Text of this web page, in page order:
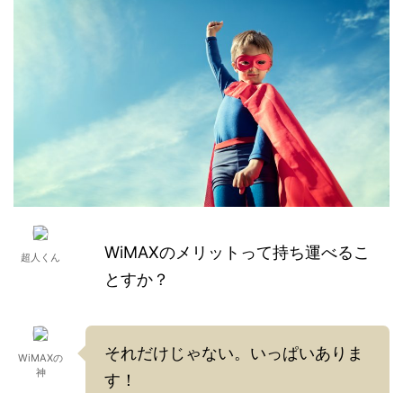
超人くん
WiMAXのメリットって持ち運べるこ
とすか？
WiMAXの
神
それだけじゃない。いっぱいありま
す！